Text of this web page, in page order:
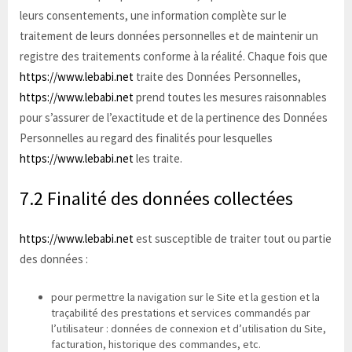
leurs consentements, une information complète sur le
traitement de leurs données personnelles et de maintenir un
registre des traitements conforme à la réalité. Chaque fois que
https://www.lebabi.net traite des Données Personnelles,
https://www.lebabi.netprend toutes les mesures raisonnables
pour s’assurer de l’exactitude et de la pertinence des Données
Personnelles au regard des finalités pour lesquelles
https://www.lebabi.netles traite.
7.2 Finalité des données collectées
https://www.lebabi.netest susceptible de traiter tout ou partie
des données :
pour permettre la navigation sur le Site et la gestion et la
traçabilité des prestations et services commandés par
l’utilisateur : données de connexion et d’utilisation du Site,
facturation, historique des commandes, etc.